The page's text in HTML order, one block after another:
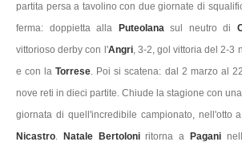
partita persa a tavolino con due giornate di
ferma: doppietta alla
Puteolanasul neutro di
vittorioso derby con l'Angri, 3-2, gol vittoria del 2-3
e con laTorrese. Poi si scatena: dal 2 marzo al
nove reti in dieci partite. Chiude la stagione con
giornata di quell'incredibile campionato, nell'otto
Nicastro. Natale Bertoloniritorna a Pagani